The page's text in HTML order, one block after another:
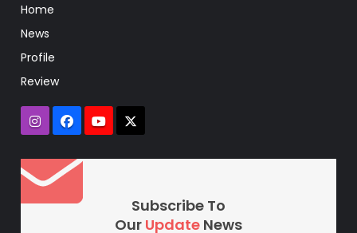
Home
News
Profile
Review
Subscribe To
Our Update News